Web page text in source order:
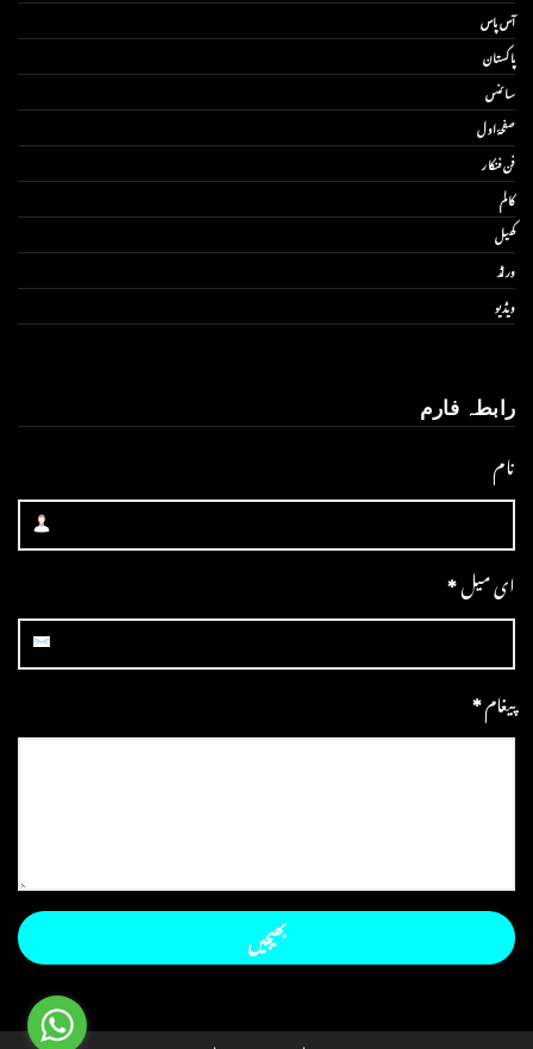
آس پاس
پاکستان
سائنس
صفحۂ اول
فن فنکار
کالم
کھیل
ورلڈ
ویڈیو
رابطہ فارم
نام
ای میل*
پیغام*